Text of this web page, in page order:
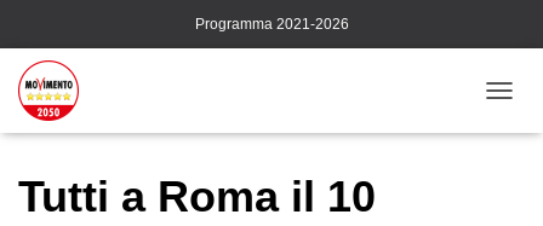
Programma 2021-2026
A
Tutti a Roma il 10